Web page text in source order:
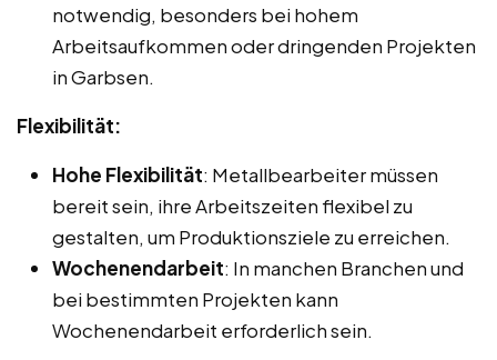
notwendig, besonders bei hohem
Arbeitsaufkommen oder dringenden Projekten
in Garbsen.
Flexibilität:
Hohe Flexibilität: Metallbearbeiter müssen
bereit sein, ihre Arbeitszeiten flexibel zu
gestalten, um Produktionsziele zu erreichen.
Wochenendarbeit: In manchen Branchen und
bei bestimmten Projekten kann
Wochenendarbeit erforderlich sein.